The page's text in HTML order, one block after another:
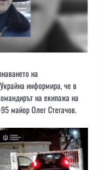
на
информира, че в
на екипажа на
майор Олег Стегачов.